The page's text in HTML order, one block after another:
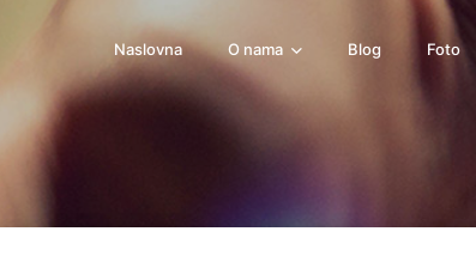
Naslovna O nama Blog Foto